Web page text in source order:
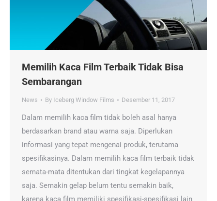
Memilih Kaca Film Terbaik Tidak Bisa
Sembarangan
News By Iceberg Window Films Desember 11, 2017
Dalam memilih kaca film tidak boleh asal hanya
berdasarkan brand atau warna saja. Diperlukan
informasi yang tepat mengenai produk, terutama
spesifikasinya. Dalam memilih kaca film terbaik tidak
semata-mata ditentukan dari tingkat kegelapannya
saja. Semakin gelap belum tentu semakin baik,
karena kaca film memiliki spesifikasi-spesifikasi lain